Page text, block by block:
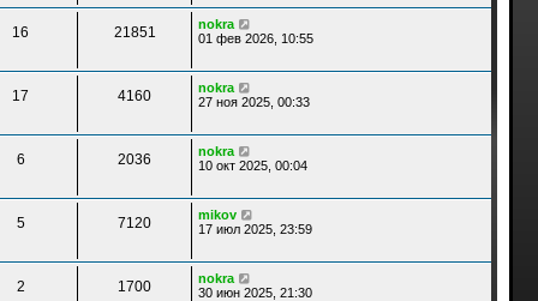
16 21851
nokra
01 фев 2026, 10:55
17 4160
nokra
27 ноя 2025, 00:33
6 2036
nokra
10 окт 2025, 00:04
5 7120
mikov
17 июл 2025, 23:59
2 1700
nokra
30 июн 2025, 21:30